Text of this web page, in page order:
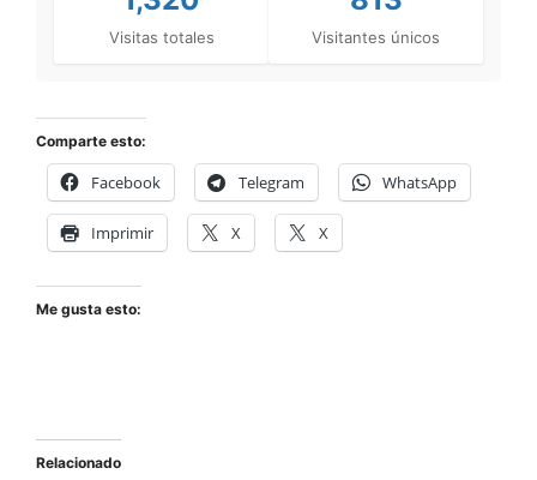
Visitas totales Visitantes únicos
Comparte esto:
Facebook Telegram WhatsApp
Imprimir X X
Me gusta esto:
Relacionado